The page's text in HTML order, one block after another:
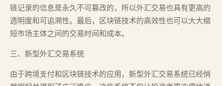
链记录的信息是永久不可篡改的，所以外汇交易也具有更高的
透明度和可追溯性。最后，区块链技术的高效性也可以大大缩
短市场主体之间的交易时间和成本。
三、新型外汇交易系统
由于跨境支付和区块链技术的应用，新型外汇交易系统已经悄